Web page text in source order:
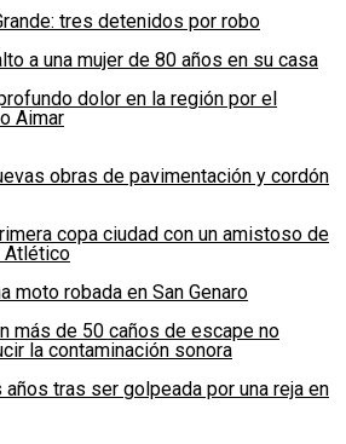
tres detenidos por robo
a una mujer de 80 años en su casa
dolor en la región por el
Aimar
obras de pavimentación y cordón
copa ciudad con un amistoso de
Atlético
moto robada en San Genaro
más de 50 caños de escape no
la contaminación sonora
años tras ser golpeada por una reja en